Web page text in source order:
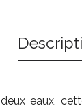
eaux,